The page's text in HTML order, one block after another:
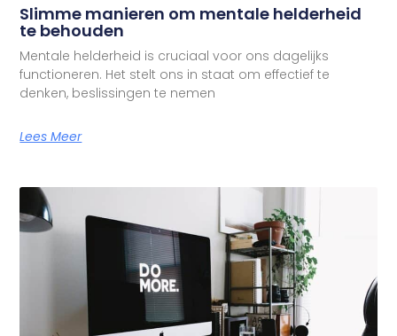
Slimme manieren om mentale helderheid
te behouden
Mentale helderheid is cruciaal voor ons dagelijks
functioneren. Het stelt ons in staat om effectief te
denken, beslissingen te nemen
Lees Meer